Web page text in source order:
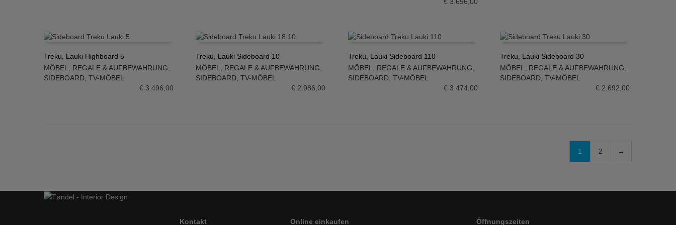
IN DEN WARENKORB
Treku, Lauki Highboard 5
MÖBEL
REGALE & AUFBEWAHRUNG
SIDEBOARD TV-MÖBEL
€3.496,00
IN DEN WARENKORB
Treku, Lauki Sideboard 10
MÖBEL
REGALE & AUFBEWAHRUNG
SIDEBOARD ,TV-MÖBEL
€ 2.986,00
IN DEN WARENKORB
Treku, Lauki Sideboard 110
MÖBEL
REGALE & AUFBEWAHRUNG
SIDEBOARD, TV-MÖBEL
€3.474,00
IN DEN WARENKORB
Treku, Lauki Sideboard 30
MÖBEL
REGALE & AUFBEWAHRUNG
SIDEBOARD ,TV-MÖBEL
€ 2.692,00
1 2 →
Kontakt Online einkaufen Öffnungszeiten